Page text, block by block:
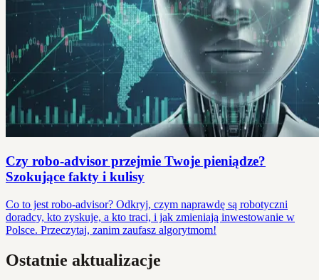
Czy robo-advisor przejmie Twoje pieniądze?
Szokujące fakty i kulisy
Co to jest robo-advisor? Odkryj, czym naprawdę są robotyczni
doradcy, kto zyskuje, a kto traci, i jak zmieniają inwestowanie w
Polsce. Przeczytaj, zanim zaufasz algorytmom!
Ostatnie aktualizacje